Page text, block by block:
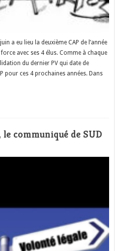
a eu lieu la deuxième CAP de l’année
avec ses 4 élus. Comme à chaque
du dernier PV qui date de
pour ces 4 prochaines années. Dans
le communiqué de SUD